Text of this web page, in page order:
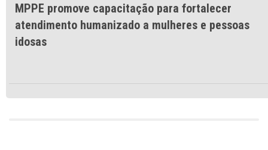
MPPE promove capacitação para fortalecer
atendimento humanizado a mulheres e pessoas
idosas